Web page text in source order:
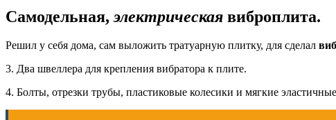
Самодельная,электрическая виброплита.
Решил у себя дома, сам выложить тратуарную плитку, для сделал
3. Два швеллера для крепления вибратора к плите.
4. Болты, отрезки трубы, пластиковые колесики и мягкие